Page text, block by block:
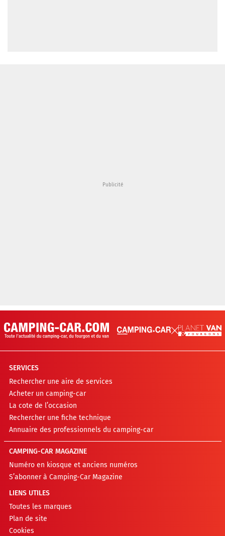
SERVICES
Rechercher une aire de services
Acheter un camping-car
La cote de l’occasion
Rechercher une fiche technique
Annuaire des professionnels du camping-car
CAMPING-CAR MAGAZINE
Numéro en kiosque et anciens numéros
S’abonner à Camping-Car Magazine
LIENS UTILES
Toutes les marques
Plan de site
Cookies